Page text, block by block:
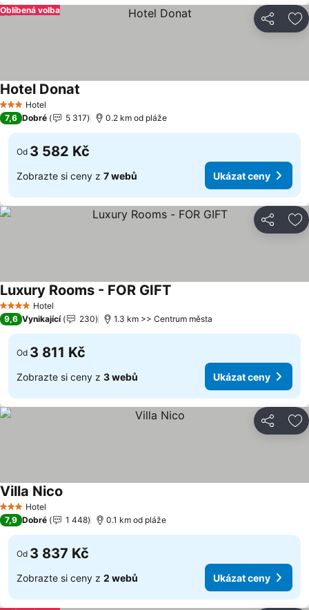
Sdílet
Oblíbená volba
3 Počet hvězdiček
Hotel
Hotel Donat
7,6 Dobré 5 317 0.2 km od pláže
Od 3 582 Kč
Zobrazte si ceny z 7 webů Ukázat ceny
Sdílet
4 Počet hvězdiček
Hotel
Luxury Rooms - FOR GIFT
9,6 Vynikající 230 1.3 km >> Centrum města
Od 3 811 Kč
Zobrazte si ceny z 3 webů Ukázat ceny
Sdílet
3 Počet hvězdiček
Hotel
Villa Nico
7,9 Dobré 1 448 0.1 km od pláže
Od 3 837 Kč
Zobrazte si ceny z 2 webů Ukázat ceny